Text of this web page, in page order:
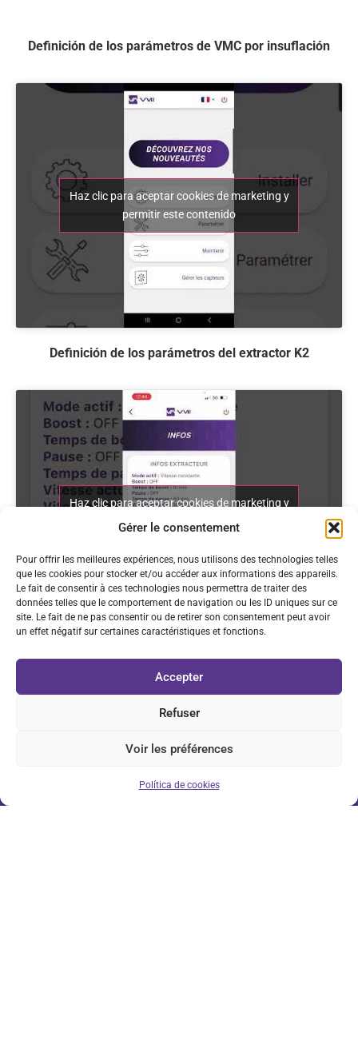
Gérer le consentement
Pour offrir les meilleures expériences, nous utilisons des technologies telles
que les cookies pour stocker et/ou accéder aux informations des appareils.
Le fait de consentir à ces technologies nous permettra de traiter des
données telles que le comportement de navigation ou les ID uniques sur ce
site. Le fait de ne pas consentir ou de retirer son consentement peut avoir
un effet négatif sur certaines caractéristiques et fonctions.
Accepter
Refuser
Voir les préférences
Política de cookies
Definición de los parámetros de VMC por insuflación
Haz clic para aceptar cookies de marketing y
permitir este contenido
Definición de los parámetros del extractor K2
Haz clic para aceptar cookies de marketing y
permitir este contenido
Acceder a la lista de reproducción